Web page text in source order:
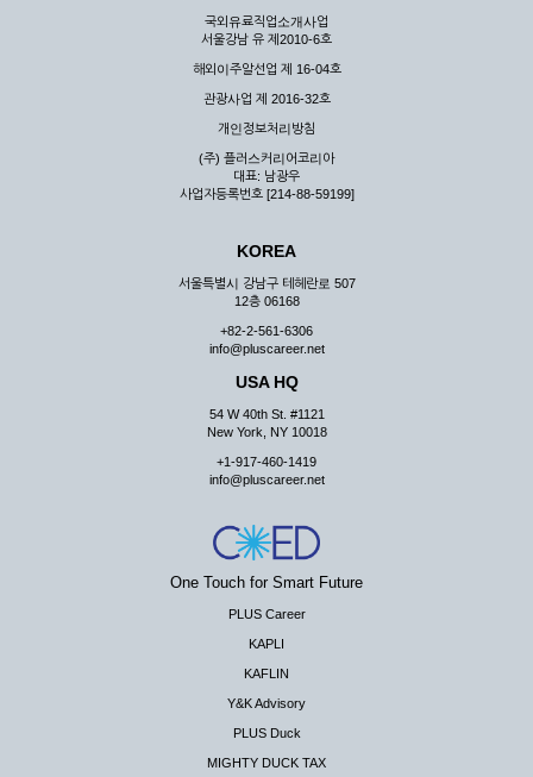
국외유료직업소개사업
서울강남 유 제2010-6호
해외이주알선업 제 16-04호
관광사업 제 2016-32호
개인정보처리방침
(주) 플러스커리어코리아
대표: 남광우
사업자등록번호 [214-88-59199]
KOREA
서울특별시 강남구 테헤란로 507
12층 06168
+82-2-561-6306
info@pluscareer.net
USA HQ
54 W 40th St. #1121
New York, NY 10018
+1-917-460-1419
info@pluscareer.net
One Touch for Smart Future
PLUS Career
KAPLI
KAFLIN
Y&K Advisory
PLUS Duck
MIGHTY DUCK TAX